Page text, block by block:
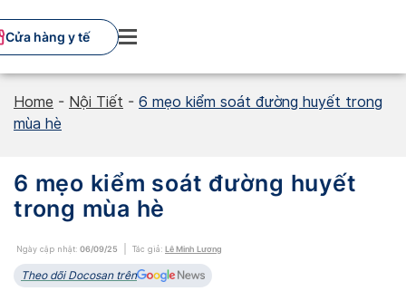
to
content
Cửa hàng y tế
Home - Nội Tiết - 6 mẹo kiểm soát đường huyết trong
mùa hè
6 mẹo kiểm soát đường huyết
trong mùa hè
Ngày cập nhật: 06/09/25 Tác giả: Lê Minh Lương
Theo dõi Docosan trên